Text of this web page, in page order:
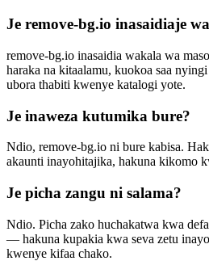
Je remove-bg.io inasaidiaje
remove-bg.io inasaidia wakala wa
haraka na kitaalamu, kuokoa saa
ubora thabiti kwenye katalogi yote.
Je inaweza kutumika bure?
Ndio, remove-bg.io ni bure kabisa.
akaunti inayohitajika, hakuna kikomo
Je picha zangu ni salama?
Ndio. Picha zako huchakatwa kwa
— hakuna kupakia kwa seva zetu
kwenye kifaa chako.